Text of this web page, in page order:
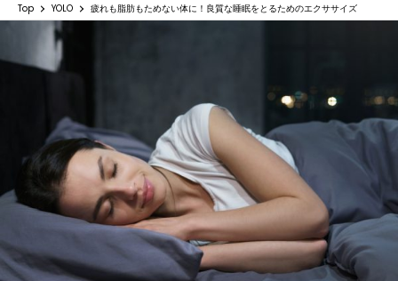
Top YOLO 疲れも脂肪もためない体に！良質な睡眠をとるためのエクササイズ